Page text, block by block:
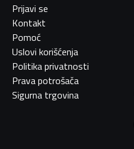
Prijavi se
Kontakt
Pomoć
Uslovi korišćenja
Politika privatnosti
Prava potrošača
Sigurna trgovina